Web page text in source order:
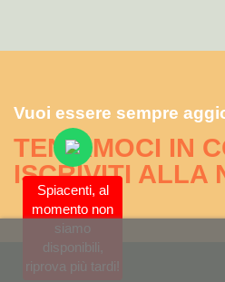
Vuoi essere sempre
TENIAMOCI IN
ISCRIVITI ALLA
Spiacenti, al
momento non
siamo
disponibili,
riprova più tardi!